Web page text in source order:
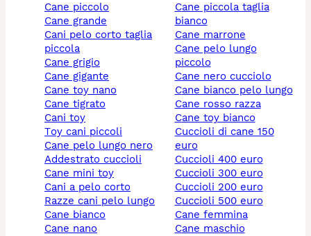
cane piccolo
cane grande
cani pelo corto taglia
piccola
cane grigio
cane gigante
cane toy nano
cane tigrato
cani toy
toy cani piccoli
cane pelo lungo nero
addestrato cuccioli
cane mini toy
cani a pelo corto
razze cani pelo lungo
cane bianco
cane nano
cane piccola taglia
bianco
cane marrone
cane pelo lungo
piccolo
cane nero cucciolo
cane bianco pelo lungo
cane rosso razza
cane toy bianco
cuccioli di cane 150
euro
cuccioli 400 euro
cuccioli 300 euro
cuccioli 200 euro
cuccioli 500 euro
cane femmina
cane maschio